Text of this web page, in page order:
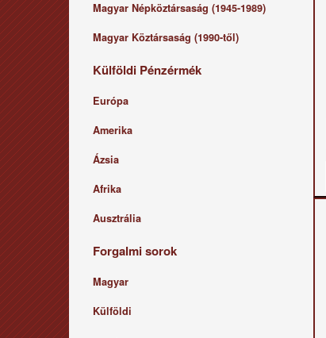
Magyar Népköztársaság (1945-1989)
Magyar Köztársaság (1990-től)
Külföldi Pénzérmék
Európa
Amerika
Ázsia
Afrika
Ausztrália
Forgalmi sorok
Magyar
Külföldi